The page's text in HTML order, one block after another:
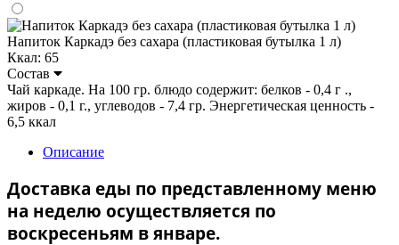
Напиток Каркадэ без сахара (пластиковая бутылка 1 л)
Ккал: 65
Состав
Чай каркаде. На 100 гр. блюдо содержит: белков - 0,4 г .,
жиров - 0,1 г., углеводов - 7,4 гр. Энергетическая ценность -
6,5 ккал
Описание
Доставка еды по представленному меню
на неделю осуществляется по
воскресеньям в январе.